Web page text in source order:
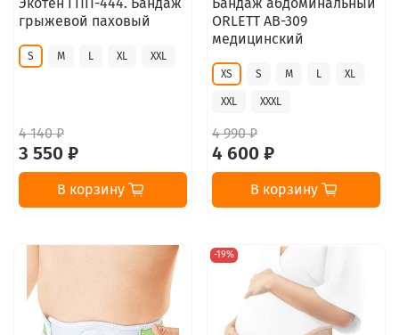
Экотен ГПП-444. Бандаж
грыжевой паховый
S M L XL XXL
4 140 ₽
3 550 ₽
В корзину
Бандаж абдоминальный
ORLETT AB-309
медицинский
XS S M L XL
XXL XXXL
4 990 ₽
4 600 ₽
В корзину
-19%